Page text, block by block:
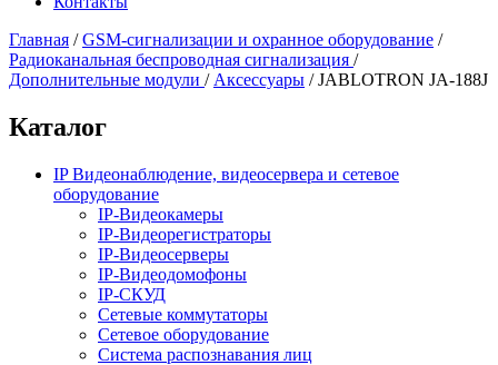
Главная /GSM-сигнализации и охранное оборудование /
Радиоканальная беспроводная сигнализация /
Дополнительные модули / Аксессуары /JABLOTRON JA-188J
Каталог
IP Видеонаблюдение, видеосервера и сетевое
оборудование
IP-Видеокамеры
IP-Видеорегистраторы
IP-Видеосерверы
IP-Видеодомофоны
IP-СКУД
Сетевые коммутаторы
Сетевое оборудование
Система распознавания лиц